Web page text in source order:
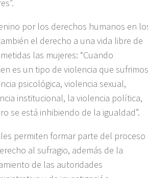
por los derechos humanos en
el derecho a una vida libre de
las mujeres: “Cuando
es un tipo de violencia que sufrimos
psicológica, violencia sexual,
institucional, la violencia política,
se está inhibiendo de la igualdad”.
permiten formar parte del proceso
al sufragio, además de la
de las autoridades